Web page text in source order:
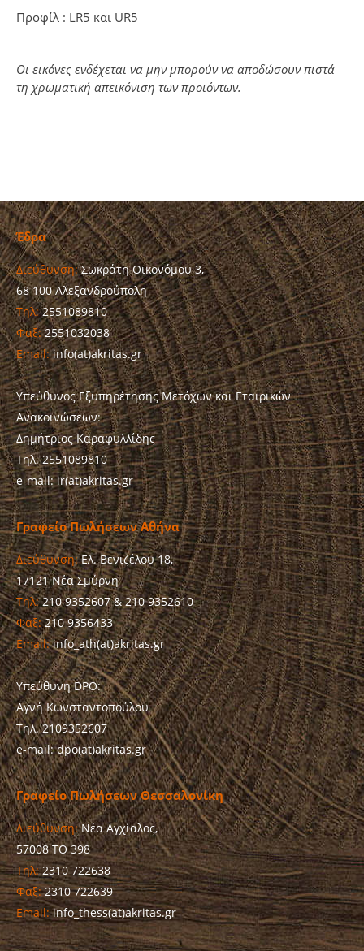
Προφίλ : LR5 και UR5
Οι εικόνες ενδέχεται να μην μπορούν να αποδώσουν πιστά
τη χρωματική απεικόνιση των προϊόντων.
Έδρα
Διεύθυνση:Σωκράτη Οικονόμου 3,
68 100 Αλεξανδρούπολη
Τηλ:2551089810
Φαξ:2551032038
Email:info(at)akritas.gr
Υπεύθυνος Εξυπηρέτησης Μετόχων και Εταιρικών
Ανακοινώσεων:
Δημήτριος Καραφυλλίδης
Τηλ. 2551089810
e-mail: ir(at)akritas.gr
Γραφείο Πωλήσεων Αθήνα
Διεύθυνση:Ελ. Βενιζέλου 18,
17121 Νέα Σμύρνη
Τηλ:210 9352607 & 210 9352610
Φαξ:210 9356433
Email:info_ath(at)akritas.gr
Υπεύθυνη DPO:
Αγνή Κωνσταντοπούλου
Τηλ. 2109352607
e-mail: dpo(at)akritas.gr
Γραφείο Πωλήσεων Θεσσαλονίκη
Διεύθυνση:Νέα Αγχίαλος,
57008 ΤΘ 398
Τηλ:2310 722638
Φαξ:2310 722639
Email:info_thess(at)akritas.gr